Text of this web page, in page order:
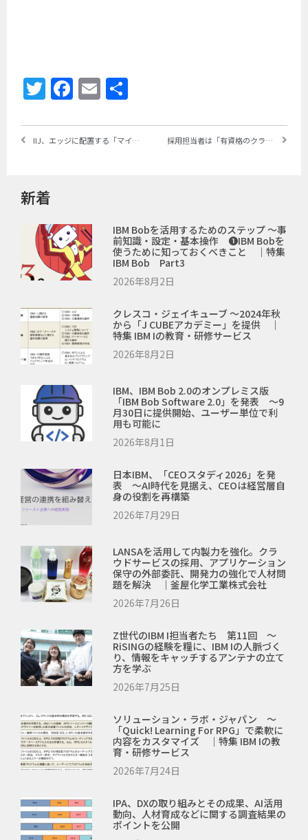
Twitter
Facebook
Email
IIJ、エッジに配置する「マイクロデータセンター」の実証実験を開始 ～屋外・屋内を問わず設置可能な“超ミニ・データセンター”でエッジ・コンピューティングを促進 採用担当者は「有資格のクラウド／コンテナ技術者」を求める｜Linux Foundationが「The 2021 Open Source Jobs Report」発表 ～過去9回の調査で初めてクラウドネイティブ技術がLinuxを上回る（前編）
新着
IBM Bobを活用するためのステップ ～事
前知識・設定・基本操作 ❶IBM Bobを
使うために知っておくべきこと ｜特集
IBM Bob Part3
2026年8月2日
クレスコ・ジェイキューブ ～2024年秋
から「J CUBEアカデミー」を提供 ｜
特集 IBM Iの教育・研修サービス
2026年8月2日
IBM、IBM Bob 2.0のオンプレミス版
「IBM Bob Software 2.0」を発表 ～9
月30日に提供開始、ユーザー単位で利
用も可能に
2026年8月1日
日本IBM、「CEOスタディ2026」を発
表 ～AI時代を見据え、CEOは経営層自
身の役割を再構築
2026年7月29日
LANSAを活用して内製力を強化。クラ
ウドサービスの採用、アプリケーション
保守の外部委託、開発力の強化で人材問
題を解決 ｜釜屋化学工業株式会社
2026年7月26日
Z世代のIBM I担当者たち 第11回 ～
RiSINGの経験を糧に、IBM Iの人脈づく
り、情報をキャッチするアンテナの立て
方を学ぶ
2026年7月25日
ソリューション・ラボ・ジャパン ～
「Quick! Learning For RPG」で柔軟に
内容をカスタマイズ ｜特集 IBM Iの教
育・研修サービス
2026年7月24日
IPA、DXの取り組みとその成果、AI活用
動向、人材育成などに関する調査結果の
ポイントを公開